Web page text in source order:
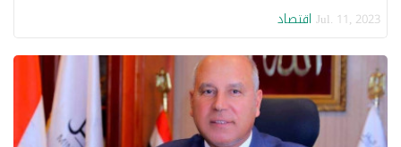
Jul. 11, 2023 اقتصاد